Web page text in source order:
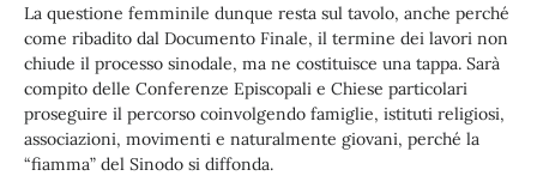
La questione femminile dunque resta sul tavolo, anche perché
come ribadito dal Documento Finale, il termine dei lavori non
chiude il processo sinodale, ma ne costituisce una tappa. Sarà
compito delle Conferenze Episcopali e Chiese particolari
proseguire il percorso coinvolgendo famiglie, istituti religiosi,
associazioni, movimenti e naturalmente giovani, perché la
“fiamma” del Sinodo si diffonda.